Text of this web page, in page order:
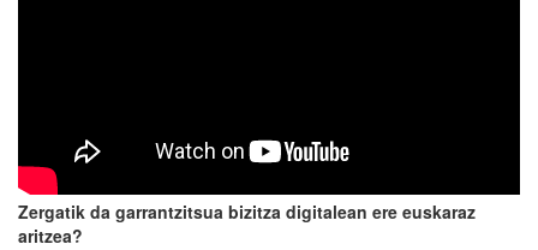
Zergatik da garrantzitsua bizitza digitalean ere euskaraz
aritzea?